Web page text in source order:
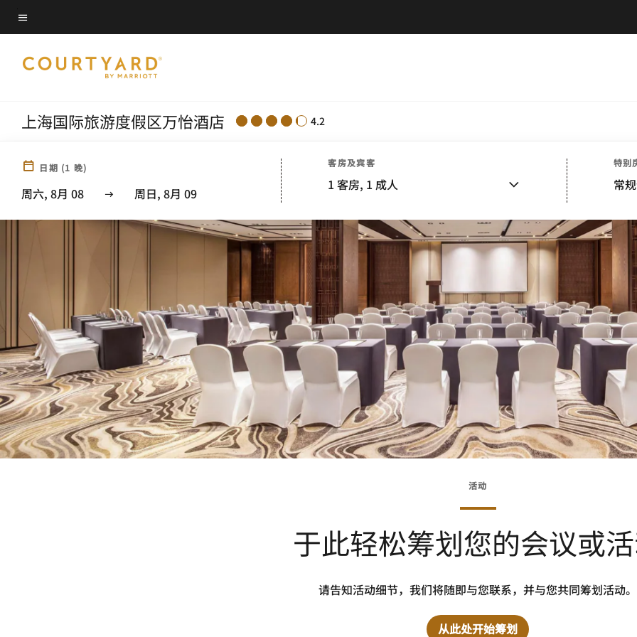
Skip
to
content
菜单文本
上海国际旅游度假区万怡酒店 4.2
日期 (1 晚)
周六, 8月 08 周日, 8月 09
客房及宾客
1 客房, 1 成人
特别
常
活动
于此轻松筹划您的会议或
请告知活动细节，我们将随即与您联系，并与您共同筹划活动。
从此处开始筹划